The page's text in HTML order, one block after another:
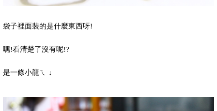
袋子裡面裝的是什麼東西呀!
嘿!看清楚了沒有呢!?
是一條小龍ㄟ ↓